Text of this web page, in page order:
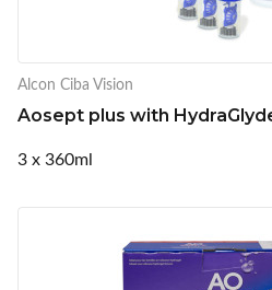
Alcon Ciba Vision
Aosept plus with
3 x 360ml